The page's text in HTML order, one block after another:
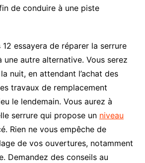
de conduire à une piste
12 essayera de réparer la serrure
une autre alternative. Vous serez
nuit, en attendant l’achat des
travaux de remplacement
le lendemain. Vous aurez à
serrure qui propose un niveau
Rien ne vous empêche de
de vos ouvertures, notamment
Demandez des conseils au